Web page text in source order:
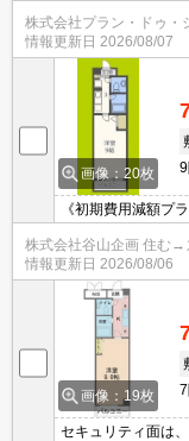
めて収納できる洗
クス・ゴミ出し24
ので便利です。こ
株式会社プラン・ドゥ・
情報更新日 2026/08/07
画像：20枚
《初期費用減額プ
株式会社谷山企画 住む
情報更新日 2026/08/06
画像：19枚
セキュリティ面は